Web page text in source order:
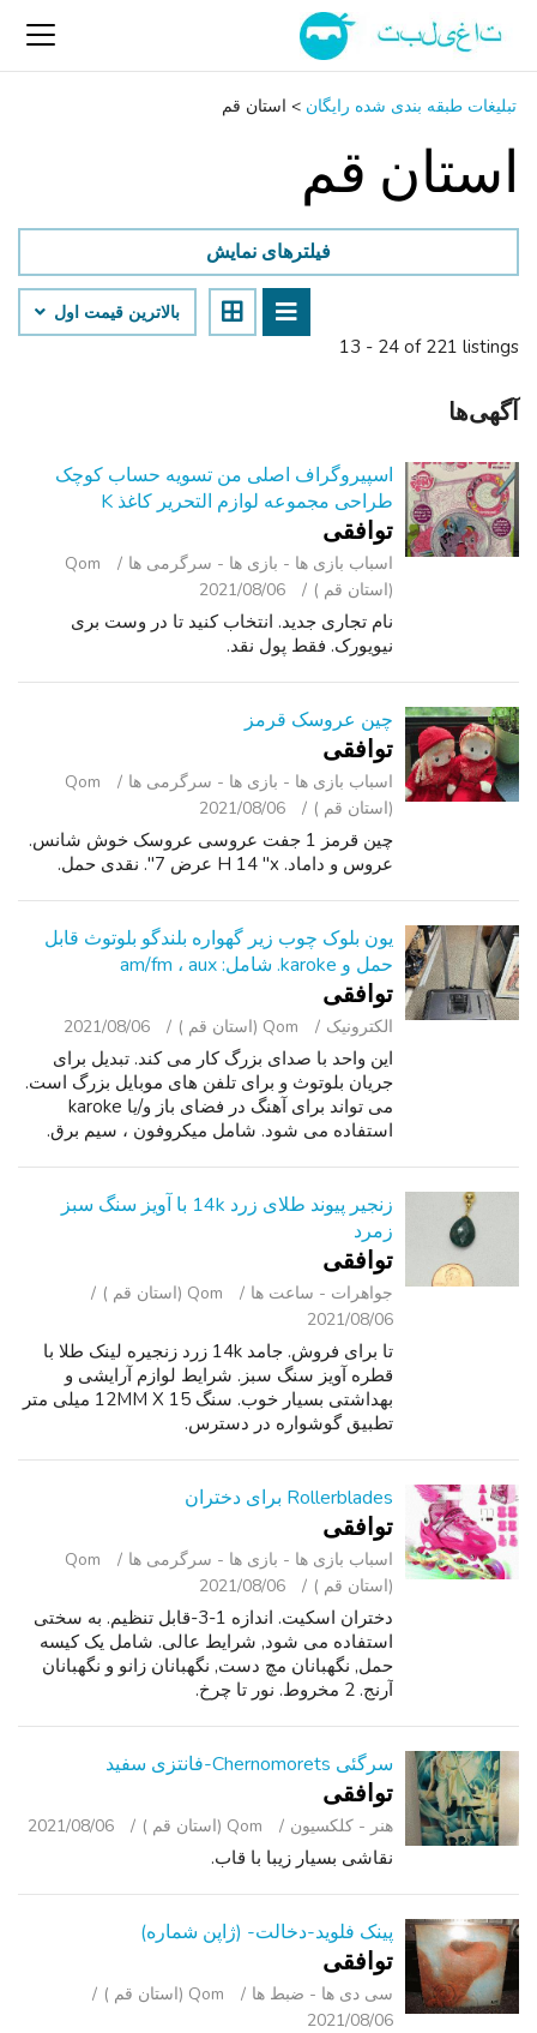
تبلیغات طبقه بندی شده رایگان > استان قم
استان قم
13 - 24 of 221 listings
فیلترهای نمایش
بالاترین قیمت اول
آگهی‌ها
اسپیروگراف اصلی من تسویه حساب کوچک
طراحی مجموعه لوازم التحریر کاغذ K
توافقی
اسباب‌ بازی ها - بازی ها - سرگرمی ‌ها
Qom
(استان قم )
2021/08/06
نام تجاری جدید. انتخاب کنید تا در وست بری
نیویورک. فقط پول نقد.
چین عروسک قرمز
توافقی
اسباب‌ بازی ها - بازی ها - سرگرمی ‌ها
Qom
(استان قم )
2021/08/06
چین قرمز 1 جفت عروسی عروسک خوش شانس.
عروس و داماد. H 14 "x عرض 7". نقدی حمل.
یون بلوک چوب زیر گهواره بلندگو بلوتوث قابل
حمل و karoke. شامل: am/fm ، aux
توافقی
الکترونیک Qom (استان قم ) 2021/08/06
این واحد با صدای بزرگ کار می کند. تبدیل برای
جریان بلوتوث و برای تلفن های موبایل بزرگ است.
می تواند برای آهنگ در فضای باز و/یا karoke
استفاده می شود. شامل میکروفون ، سیم برق.
زنجیر پیوند طلای زرد 14k با آویز سنگ سبز
زمرد
توافقی
جواهرات - ساعت ‌ها
Qom (استان قم )
2021/08/06
تا برای فروش. جامد 14k زرد زنجیره لینک طلا با
قطره آویز سنگ سبز. شرایط لوازم آرایشی و
بهداشتی بسیار خوب. سنگ 12MM X 15 میلی متر
تطبیق گوشواره در دسترس.
Rollerblades برای دختران
توافقی
اسباب‌ بازی ها - بازی ها - سرگرمی ‌ها
Qom
(استان قم )
2021/08/06
دختران اسکیت. اندازه 1-3-قابل تنظیم. به سختی
استفاده می شود, شرایط عالی. شامل یک کیسه
حمل, نگهبانان مچ دست, نگهبانان زانو و نگهبانان
آرنج. 2 مخروط. نور تا چرخ.
سرگئی Chernomorets-فانتزی سفید
توافقی
هنر - کلکسیون Qom (استان قم ) 2021/08/06
نقاشی بسیار زیبا با قاب.
پینک فلوید-دخالت- (ژاپن شماره)
توافقی
سی ‌دی ‌ها - ضبط‌ ها
Qom (استان قم )
2021/08/06